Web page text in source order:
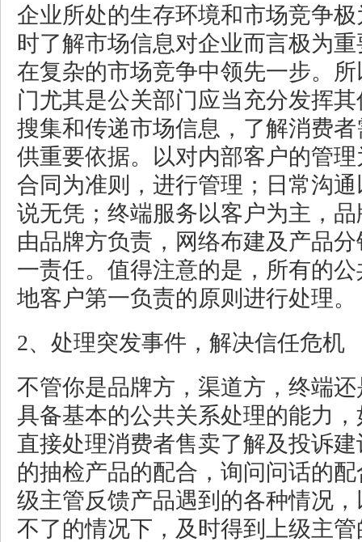
企业所处的生存环境和市场竞争
时了解市场信息对企业而言极为
在复杂的市场竞争中领先一步。
门尤其是公关部门应当充分发挥
搜集和传递市场信息，了解消费
供重要依据。以对内部客户的管
合同为准则，进行管理；日常沟
说无凭；终端服务以客户为主，
由品牌方负责，网络布建及产品
一责任。值得注意的是，所有的
地客户第一负责的原则进行处理。
2、处理突发事件，解决信任危机
不管你是品牌方，渠道方，终端
具备基本的公共关系处理的能力
直接处理消费者售卖了解及投诉
的抽检产品的配合，询问问话的
级主管反馈产品遇到的各种情况
不了的情况下，及时得到上级主